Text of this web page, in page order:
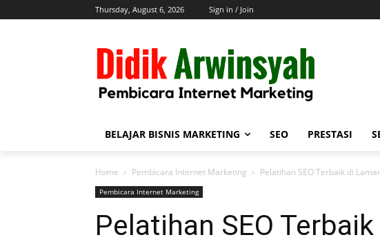
Thursday, August 6, 2026 Sign in / Join
BELAJAR BISNIS MARKETING SEO PRESTASI
Home Pembicara Internet Marketing Pelatihan SEO Terbaik di
Pembicara Internet Marketing
Pelatihan SEO